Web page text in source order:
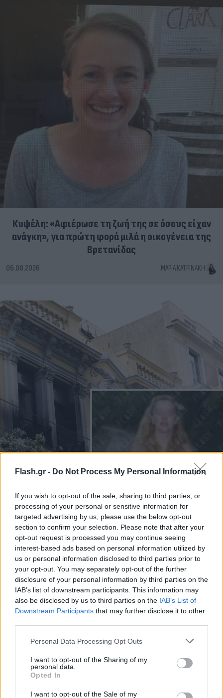
Flash.gr - Do Not Process My Personal Information
If you wish to opt-out of the sale, sharing to third parties, or
processing of your personal or sensitive information for
targeted advertising by us, please use the below opt-out
section to confirm your selection. Please note that after your
opt-out request is processed you may continue seeing
interest-based ads based on personal information utilized by
us or personal information disclosed to third parties prior to
your opt-out. You may separately opt-out of the further
disclosure of your personal information by third parties on the
IAB’s list of downstream participants. This information may
also be disclosed by us to third parties on the IAB’s List of
Downstream Participants that may further disclose it to other
Please note that this website/app uses one or more Google
not limited to your visit or usage behaviour. You may click to
grant or deny consent to Google and its third-party tags to
use your data for below specified purposes in below Google
consent section.
Personal Data Processing Opt Outs
I want to opt-out of the Sharing of my
personal data.
Opted In
I want to opt-out of the Sale of my
Κυψέλη: «Αφιέρωσε τη ζωή της σε όσους είχαν
ανάγκη», για πρώτη φορά μιλά η οικογένεια της
Βρετανίδας
06.08.2026 ΜΑΡΊΑ ΚΑΤΡΙΝΆΚΗ
Πωλήτρια σε βρετανικό αεροδρόμιο η 46χρονη
που κατηγορείται για την υπόθεση της Marfin
06.08.2026 ΕΛΈΝΗ ΚΑΡΑΘΆΝΟΥ